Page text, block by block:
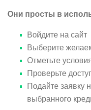
Они просты в
Войдите на сайт
Выберите
Отметьте
Проверьте
Подайте заявку
выбранного